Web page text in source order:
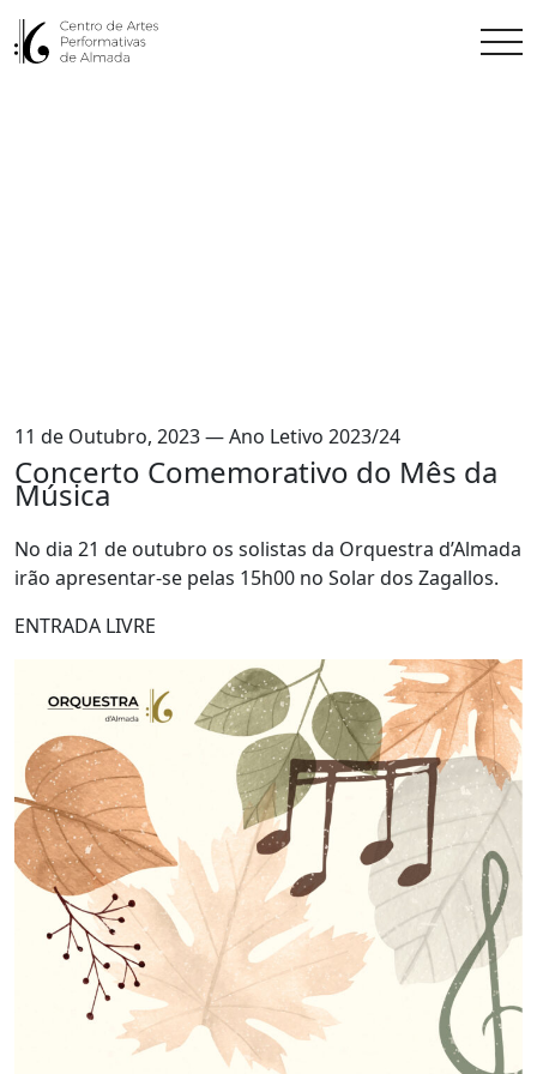
11 de Outubro, 2023 — Ano Letivo 2023/24
Concerto Comemorativo do Mês da
Música
No dia 21 de outubro os solistas da Orquestra d’Almada
irão apresentar-se pelas 15h00 no Solar dos Zagallos.
ENTRADA LIVRE